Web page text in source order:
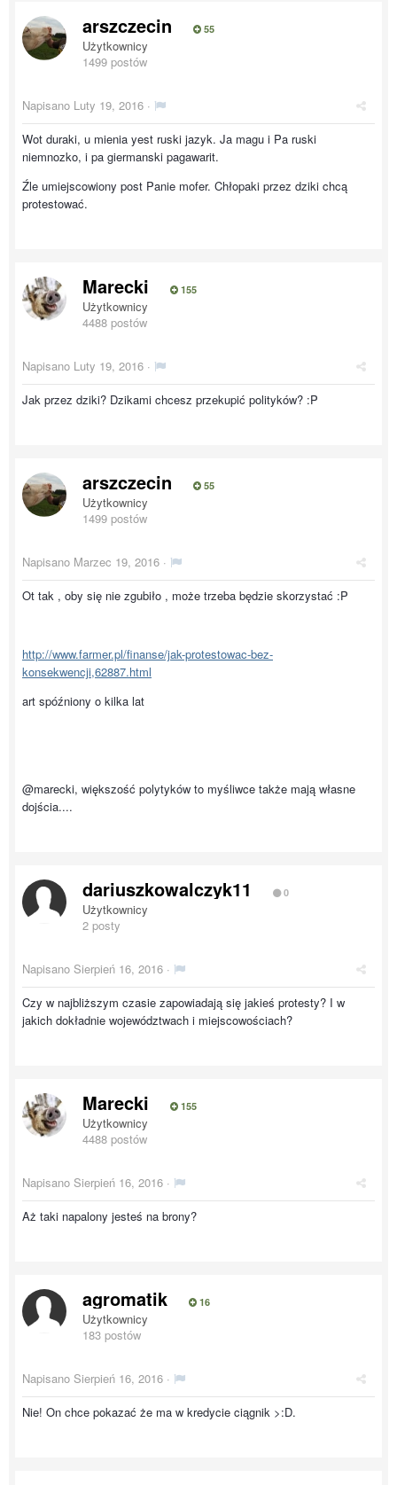
arszczecin 55
Użytkownicy
1499 postów
Napisano Luty 19, 2016 ·
Wot duraki, u mienia yest ruski jazyk. Ja magu i Pa ruski
niemnozko, i pa giermanski pagawarit.
Źle umiejscowiony post Panie mofer. Chłopaki przez dziki chcą
protestować.
Marecki 155
Użytkownicy
4488 postów
Napisano Luty 19, 2016 ·
Jak przez dziki? Dzikami chcesz przekupić polityków? :P
arszczecin 55
Użytkownicy
1499 postów
Napisano Marzec 19, 2016 ·
Ot tak , oby się nie zgubiło , może trzeba będzie skorzystać :P
http://www.farmer.pl/finanse/jak-protestowac-bez-
konsekwencji,62887.html
art spóźniony o kilka lat
@marecki, większość polytyków to myśliwce także mają własne
dojścia....
dariuszkowalczyk11 0
Użytkownicy
2 posty
Napisano Sierpień 16, 2016 ·
Czy w najbliższym czasie zapowiadają się jakieś protesty? I w
jakich dokładnie województwach i miejscowościach?
Marecki 155
Użytkownicy
4488 postów
Napisano Sierpień 16, 2016 ·
Aż taki napalony jesteś na brony?
agromatik 16
Użytkownicy
183 postów
Napisano Sierpień 16, 2016 ·
Nie! On chce pokazać że ma w kredycie ciągnik >:D.